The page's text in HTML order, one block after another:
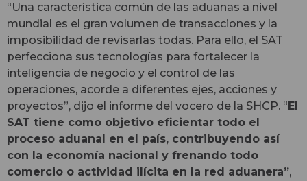
“Una característica común de las aduanas a nivel
mundial es el gran volumen de transacciones y la
imposibilidad de revisarlas todas. Para ello, el SAT
perfecciona sus tecnologías para fortalecer la
inteligencia de negocio y el control de las
operaciones, acorde a diferentes ejes, acciones y
proyectos”, dijo el informe del vocero de la SHCP. “ El
SAT tiene como objetivo eficientar todo el
proceso aduanal en el país, contribuyendo así
con la economía nacional y frenando todo
comercio o actividad ilícita en la red aduanera”,